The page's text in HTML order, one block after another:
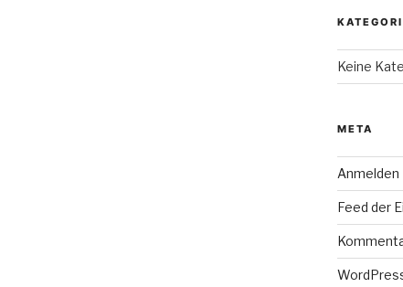
Keine
META
Anmelden
Feed der